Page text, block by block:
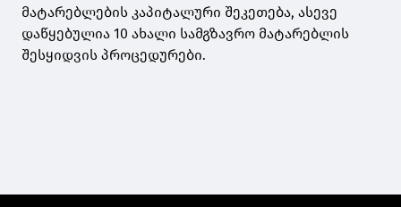
მატარებლების კაპიტალური შეკეთება, ასევე
დაწყებულია 10 ახალი სამგზავრო მატარებლის
შესყიდვის პროცედურები.